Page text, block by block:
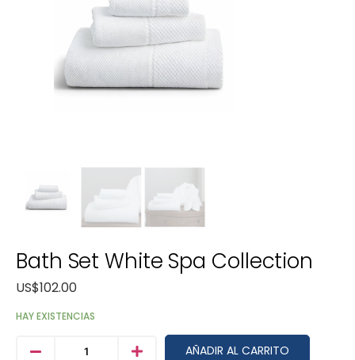
Bath Set White Spa Collection
US$102.00
HAY EXISTENCIAS
AÑADIR AL CARRITO